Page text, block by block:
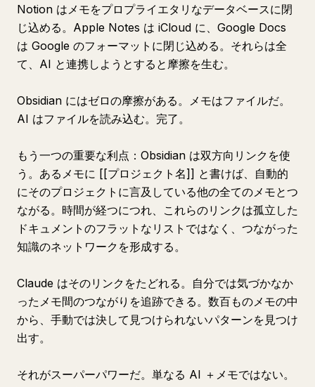
Notion はメモをプロプライエタリなデータベースに閉
じ込める。Apple Notes は iCloud に、Google Docs
は Google のフォーマットに閉じ込める。それらは全
て、AI と連携しようとすると摩擦を生む。
Obsidian にはゼロの摩擦がある。メモはファイルだ。
AI はファイルを読み込む。完了。
もう一つの重要な利点：Obsidian は双方向リンクを使
う。あるメモに [[プロジェクト名]] と書けば、自動的
にそのプロジェクトに言及している他の全てのメモとつ
ながる。時間が経つにつれ、これらのリンクは孤立した
ドキュメントのフラットなリストではなく、つながった
知識のネットワークを形成する。
Claude はそのリンクをたどれる。自分では気づかなか
ったメモ間のつながりを追跡できる。数百ものメモの中
から、手動では決して見つけられないパターンを見つけ
出す。
それがスーパーパワーだ。単なる AI ＋メモではない。